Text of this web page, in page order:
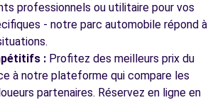
professionnels ou utilitaire pour vos
- notre parc automobile répond à
: Profitez des meilleurs prix du
à notre plateforme qui compare les
partenaires. Réservez en ligne en